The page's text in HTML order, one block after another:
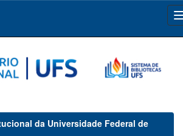
da Universidade Federal de